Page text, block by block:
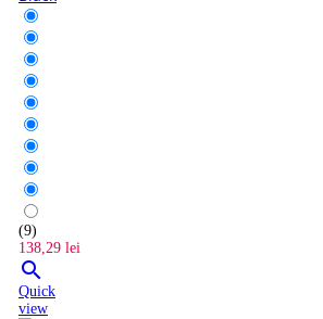
(9)
138,29 lei

Quick
view